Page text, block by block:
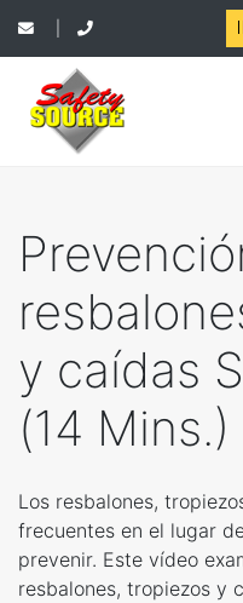
y caídas
(14
Los resbalones,
frecuentes en el lugar
prevenir. Este vídeo
resbalones, tropiezos y